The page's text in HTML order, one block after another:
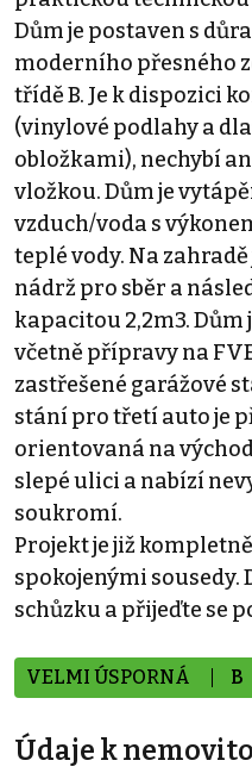
Dům je postaven s
moderního přesného
třídě B. Je k dispozici
(vinylové podlahy a
obložkami), nechybí
vložkou. Dům je
vzduch/voda s
teplé vody. Na
nádrž pro sběr a
kapacitou 2,2m3.
včetně přípravy na
zastřešené garážové
stání pro třetí auto je
orientovaná na
slepé ulici a nabízí
soukromí.
Projekt je již
spokojenými sousedy.
schůzku a přijeďte se
VELMI ÚSPORNÁ B
Údaje k